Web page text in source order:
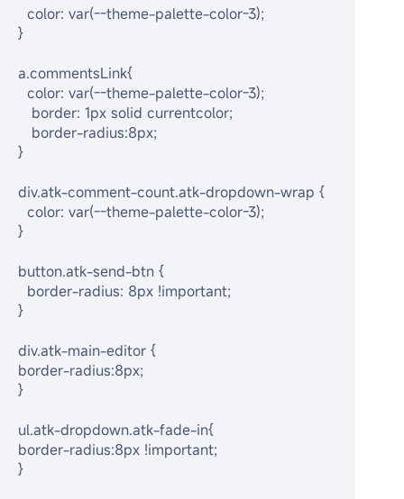
  color: var(--theme-palette-color-3);
}
a.commentsLink{
  color: var(--theme-palette-color-3);
   border: 1px solid currentcolor;
   border-radius:8px;
}
div.atk-comment-count.atk-dropdown-wrap {
  color: var(--theme-palette-color-3);
}
button.atk-send-btn {
  border-radius: 8px !important;
}
div.atk-main-editor {
border-radius:8px;
}
ul.atk-dropdown.atk-fade-in{
border-radius:8px !important;
}